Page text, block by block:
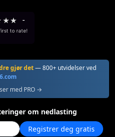
★★ -
to rate!
gjør det— 800+ utvidelser ved
med PRO →
om nedlasting
Registrer deg gratis